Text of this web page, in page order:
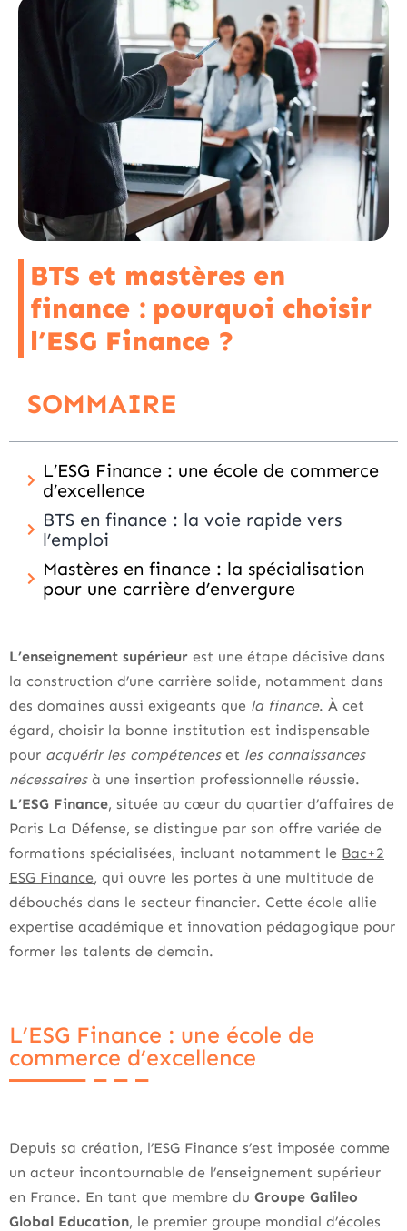
BTS et mastères en
finance : pourquoi choisir
l’ESG Finance ?
SOMMAIRE
L’ESG Finance : une école de commerce
d’excellence
BTS en finance : la voie rapide vers
l’emploi
Mastères en finance : la spécialisation
pour une carrière d’envergure
L’enseignement supérieur est une étape décisive dans
la construction d’une carrière solide, notamment dans
des domaines aussi exigeants que la finance. À cet
égard, choisir la bonne institution est indispensable
pour acquérir les compétenceset les connaissances
nécessairesà une insertion professionnelle réussie.
L’ESG Finance, située au cœur du quartier d’affaires de
Paris La Défense, se distingue par son offre variée de
formations spécialisées, incluant notamment le Bac+2
ESG Finance, qui ouvre les portes à une multitude de
débouchés dans le secteur financier. Cette école allie
expertise académique et innovation pédagogique pour
former les talents de demain.
L’ESG Finance : une école de
commerce d’excellence
Depuis sa création, l’ESG Finance s’est imposée comme
un acteur incontournable de l’enseignement supérieur
en France. En tant que membre du Groupe Galileo
Global Education, le premier groupe mondial d’écoles